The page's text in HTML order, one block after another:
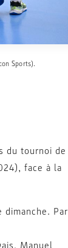
Sports).
du tournoi de
face à la
Par